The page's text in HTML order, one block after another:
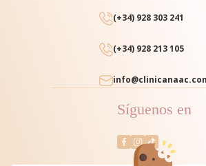
(+34) 928 303 241
(+34) 928 213 105
Síguenos en